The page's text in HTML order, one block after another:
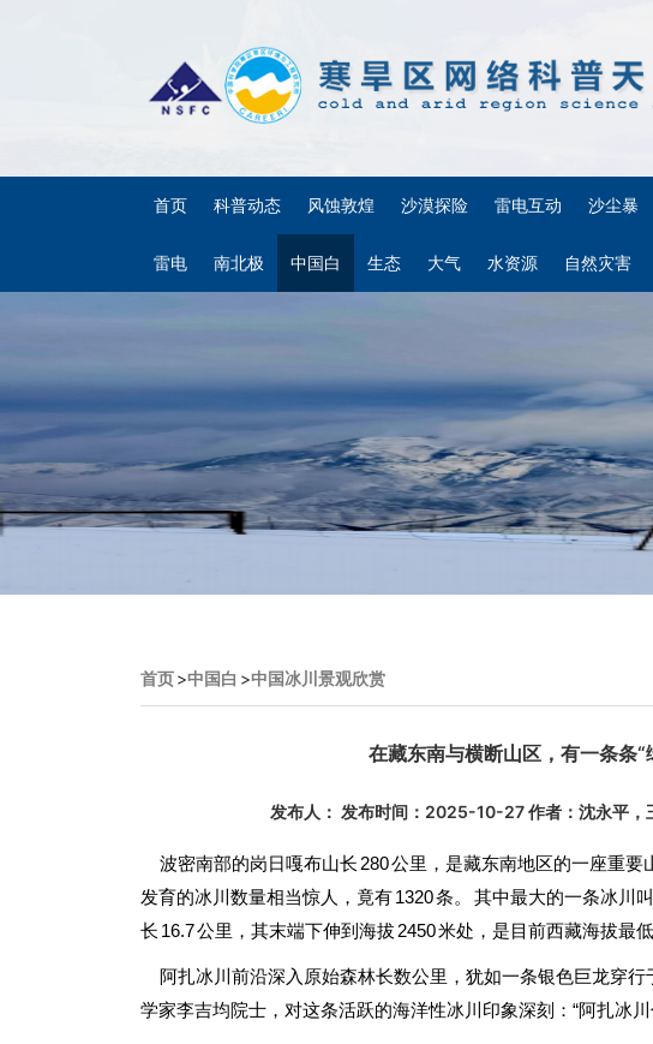
首页 科普动态 风蚀敦煌 沙漠探险 雷电互动 沙尘暴
雷电 南北极 中国白 生态 大气 水资源 自然灾害
首页>中国白 >中国冰川景观欣赏
在藏东南与横断山区，有一条条
发布人： 发布时间：2025-10-27 作者：沈永平，
波密南部的岗日嘎布山长 280 公里，是藏东南地区的一座重要
发育的冰川数量相当惊人，竟有 1320 条。 其中最大的一条冰川
长 16.7 公里，其末端下伸到海拔 2450 米处，是目前西藏海拔最低
阿扎冰川前沿深入原始森林长数公里，犹如一条银色巨龙穿行
学家李吉均院士，对这条活跃的海洋性冰川印象深刻：“阿扎冰